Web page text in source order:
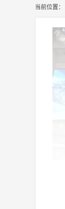
当前位置：